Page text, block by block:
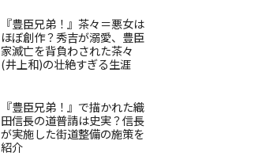
『豊臣兄弟！』茶々＝悪女は
ほぼ創作？秀吉が溺愛、豊臣
家滅亡を背負わされた茶々
(井上和)の壮絶すぎる生涯
『豊臣兄弟！』で描かれた織
田信長の道普請は史実？信長
が実施した街道整備の施策を
紹介